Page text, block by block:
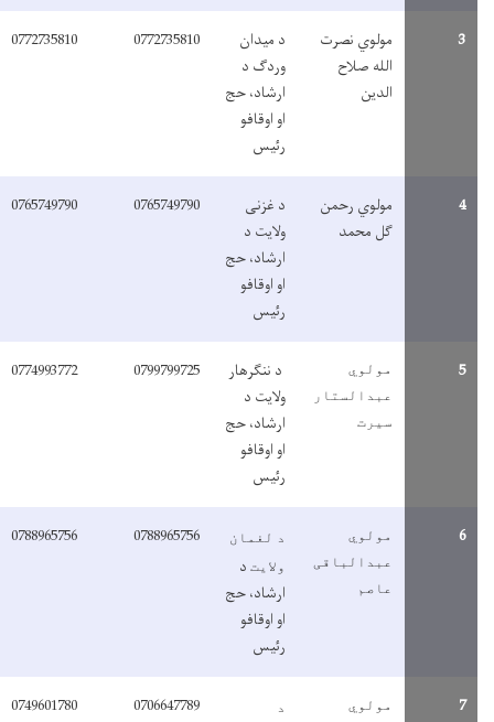
مولوي نصرت
الله صلاح
د میدان
وردګ د
ارشاد، حج
او اوقافو
رئیس
0772735810
0772735810
مولوي رحمن
گل محمد
د غزنی
ولایت د
ارشاد، حج
او اوقافو
رئیس
0765749790
0765749790
مولوي
عبدالستار
سیرت
د ننګرهار
ولایت د
ارشاد، حج
او اوقافو
رئیس
0799799725
0774993772
مولوي
عبدالباقی
عاصم
د لغمان
ولایت د
ارشاد، حج
او اوقافو
رئیس
0788965756
0788965756
مولوي
0706647789
0749601780